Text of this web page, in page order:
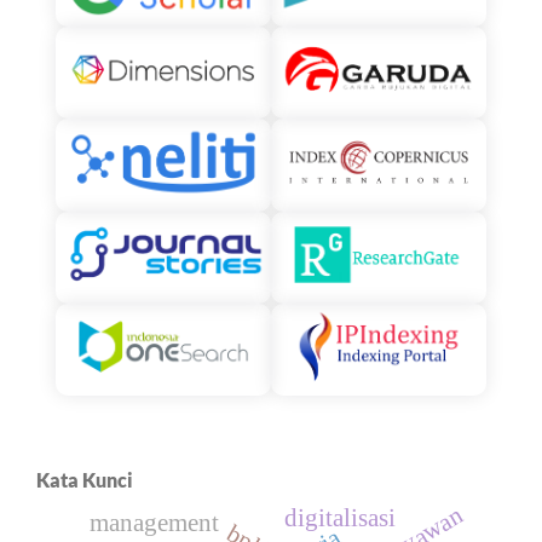
Kata Kunci
management digitalisasi